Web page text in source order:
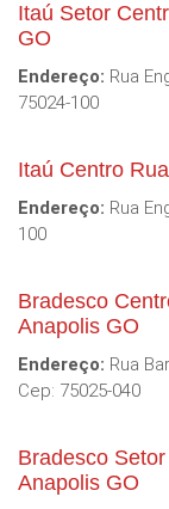
Itaú Setor
GO
Endereço: Rua
75024-100
Itaú Centro
Endereço: Rua
100
Bradesco
Anapolis GO
Endereço: Rua
Cep: 75025-040
Bradesco
Anapolis GO